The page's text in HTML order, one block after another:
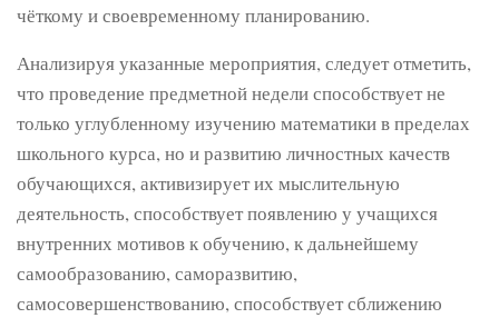
чёткому и своевременному планированию.
Анализируя указанные мероприятия, следует отметить,
что проведение предметной недели способствует не
только углубленному изучению математики в пределах
школьного курса, но и развитию личностных качеств
обучающихся, активизирует их мыслительную
деятельность, способствует появлению у учащихся
внутренних мотивов к обучению, к дальнейшему
самообразованию, саморазвитию,
самосовершенствованию, способствует сближению